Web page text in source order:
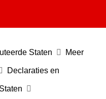
Staten Meer
Declaraties en